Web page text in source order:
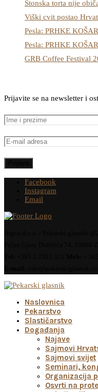
Stonska torta nije
Viški cvit postao
Pesla: PRHKE
Pesla: PRHKE
GRB Coffee Festival
Prijavite se na newsletter i
Facebook
Instagram
Email
Naslovnica
Pekarstvo
Slastičarstvo
Događanja
Najave
Sajmovi
Sajmovi svijet
Seminari,
Organizacija
Osvrti na